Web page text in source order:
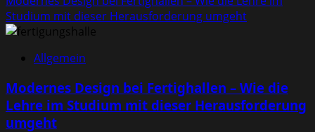
über
Zappzarap
weg
der
UV-
Studium mit dieser Herausforderung umgeht
Allgemein
Modernes Design bei Fertighallen – Wie die
Lehre im Studium mit dieser Herausforderung
umgeht